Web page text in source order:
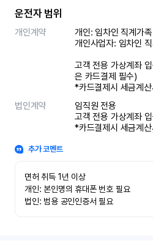
운전자 범위
개인계약
개인: 임차인 직계가족
개인사업자: 임차인
고객 전용 가상계좌
은 카드결제 필수)
*카드결제시 세금계
법인계약
임직원 전용
고객 전용 가상계좌
*카드결제시 세금계
추가 코멘트
면허 취득 1년 이상
개인: 본인명의 휴대폰 번호 필요
법인: 범용 공인인증서 필요